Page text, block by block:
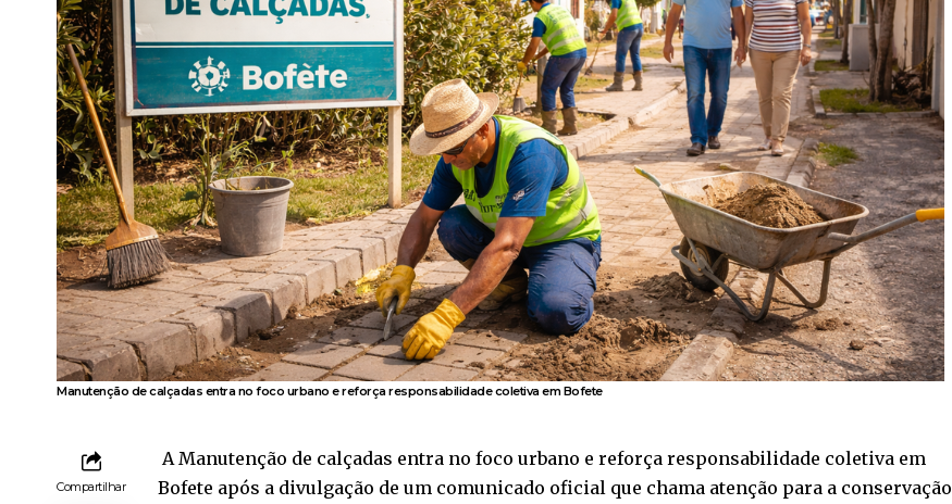
Manutenção de calçadas entra no foco urbano e reforça responsabilidade coletiva em Bofete
Compartilhar
A Manutenção de calçadas entra no foco urbano e reforça responsabilidade coletiva em
Bofete após a divulgação de um comunicado oficial que chama atenção para a conservação